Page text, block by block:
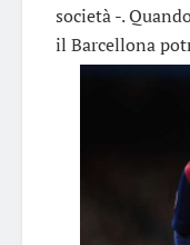
società -.
il Barcellona